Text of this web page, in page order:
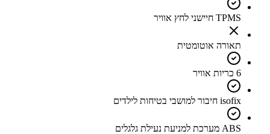
TPMS חיישני לחץ אוויר
תאורה אוטומטית
6 כריות אוויר
isofix חיבור למושבי בטיחות לילדים
ABS מערכת למניעת נעילת גלגלים